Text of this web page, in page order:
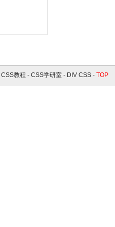
CSS教程 - CSS学研室- DIV CSS- TOP